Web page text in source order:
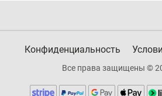
Конфиденциальность
Все права защищены ©